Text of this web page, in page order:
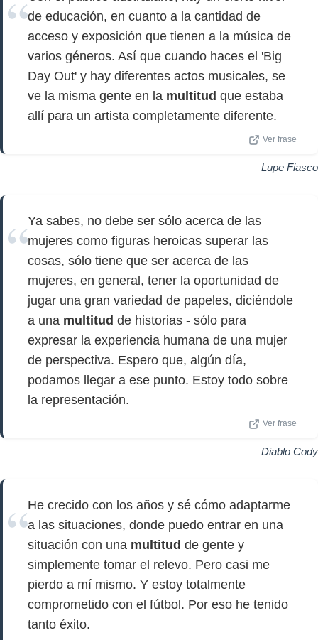
de educación, en cuanto a la cantidad de
acceso y exposición que tienen a la música de
varios géneros. Así que cuando haces el 'Big
Day Out' y hay diferentes actos musicales, se
ve la misma gente en la multitud que estaba
allí para un artista completamente diferente.
Ver frase
Lupe Fiasco
Ya sabes, no debe ser sólo acerca de las
mujeres como figuras heroicas superar las
cosas, sólo tiene que ser acerca de las
mujeres, en general, tener la oportunidad de
jugar una gran variedad de papeles, diciéndole
a una multitud de historias - sólo para
expresar la experiencia humana de una mujer
de perspectiva. Espero que, algún día,
podamos llegar a ese punto. Estoy todo sobre
la representación.
Ver frase
Diablo Cody
He crecido con los años y sé cómo adaptarme
a las situaciones, donde puedo entrar en una
situación con una multitud de gente y
simplemente tomar el relevo. Pero casi me
pierdo a mí mismo. Y estoy totalmente
comprometido con el fútbol. Por eso he tenido
tanto éxito.